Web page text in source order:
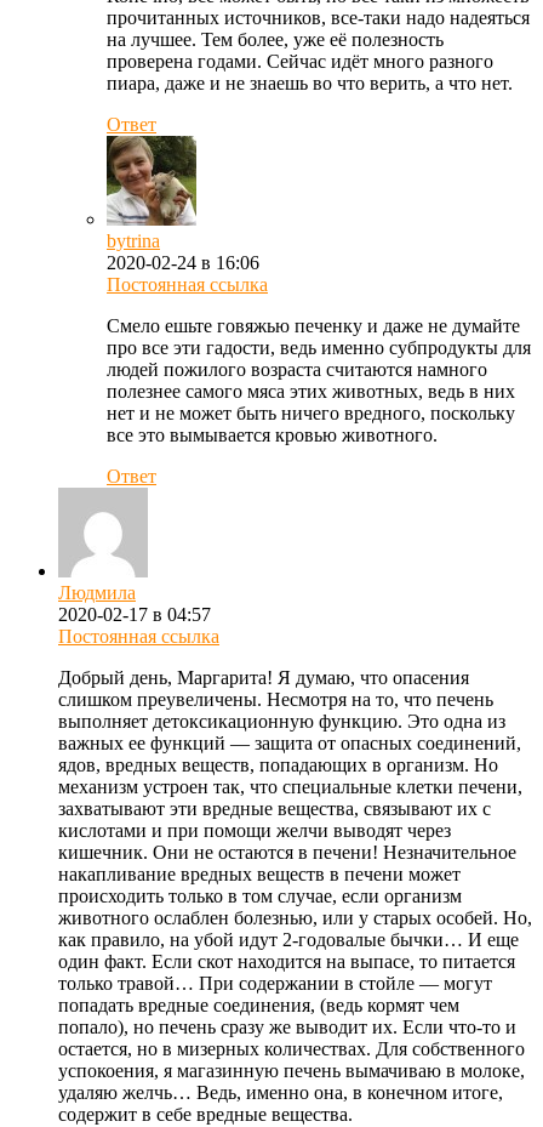
прочитанных источников, все-таки надо надеяться
на лучшее. Тем более, уже её полезность
проверена годами. Сейчас идёт много разного
пиара, даже и не знаешь во что верить, а что нет.
Ответ
bytrina
2020-02-24 в 16:06
Постоянная ссылка
Смело ешьте говяжью печенку и даже не думайте
про все эти гадости, ведь именно субпродукты для
людей пожилого возраста считаются намного
полезнее самого мяса этих животных, ведь в них
нет и не может быть ничего вредного, поскольку
все это вымывается кровью животного.
Ответ
Людмила
2020-02-17 в 04:57
Постоянная ссылка
Добрый день, Маргарита! Я думаю, что опасения
слишком преувеличены. Несмотря на то, что печень
выполняет детоксикационную функцию. Это одна из
важных ее функций — защита от опасных соединений,
ядов, вредных веществ, попадающих в организм. Но
механизм устроен так, что специальные клетки печени,
захватывают эти вредные вещества, связывают их с
кислотами и при помощи желчи выводят через
кишечник. Они не остаются в печени! Незначительное
накапливание вредных веществ в печени может
происходить только в том случае, если организм
животного ослаблен болезнью, или у старых особей. Но,
как правило, на убой идут 2-годовалые бычки… И еще
один факт. Если скот находится на выпасе, то питается
только травой… При содержании в стойле — могут
попадать вредные соединения, (ведь кормят чем
попало), но печень сразу же выводит их. Если что-то и
остается, но в мизерных количествах. Для собственного
успокоения, я магазинную печень вымачиваю в молоке,
удаляю желчь… Ведь, именно она, в конечном итоге,
содержит в себе вредные вещества.